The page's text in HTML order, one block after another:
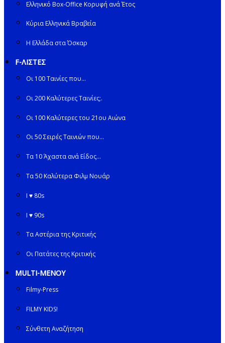
Ελληνικό Box-Office Κορυφή ανά Έτος
Κύρια Ελληνικά Βραβεία
Η Ελλάδα στα Όσκαρ
F-ΛΙΣΤΕΣ
Οι 100 Ταινίες που…
Οι 200 Καλύτερες Ταινίες;.
Οι 100 Καλύτερες του 21ου Αιώνα
Οι 50 Σειρές Ταινιών που…
Τα 10 Άχαστα ανά Είδος…
Τα 50 Καλύτερα Φιλμ Νουάρ
I ♥ 80s
I ♥ 90s
Τα Αστέρια της Κριτικής
Οι Πατάτες της Κριτικής
MULTI-ΜΕΝΟΥ
Filmy-Press
FILMY KIDS!
Σύνθετη Αναζήτηση